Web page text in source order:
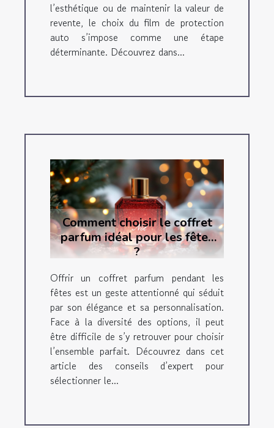
l’esthétique ou de maintenir la valeur de
revente, le choix du film de protection
auto s’impose comme une étape
déterminante. Découvrez dans...
Comment choisir le coffret
parfum idéal pour les fêtes
?
Offrir un coffret parfum pendant les
fêtes est un geste attentionné qui séduit
par son élégance et sa personnalisation.
Face à la diversité des options, il peut
être difficile de s’y retrouver pour choisir
l’ensemble parfait. Découvrez dans cet
article des conseils d’expert pour
sélectionner le...